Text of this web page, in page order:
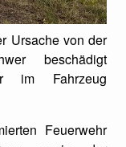
Ursache von der
beschädigt
im Fahrzeug
Feuerwehr